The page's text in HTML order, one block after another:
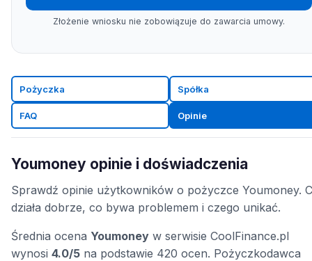
Złożenie wniosku nie zobowiązuje do zawarcia umowy.
Pożyczka Spółka
FAQ Opinie
Youmoney opinie i doświadczenia
Sprawdź opinie użytkowników o pożyczce Youmoney.
działa dobrze, co bywa problemem i czego unikać.
Średnia ocena Youmoney w serwisie CoolFinance.pl
wynosi 4.0/5 na podstawie 420 ocen. Pożyczkodawca